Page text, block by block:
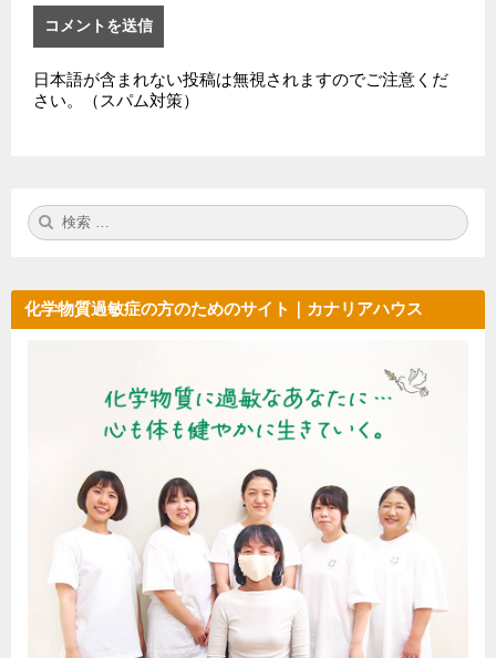
日本語が含まれない投稿は無視されますのでご注意くだ
さい。（スパム対策）
検
索:
化学物質過敏症の方のためのサイト｜カナリアハウス